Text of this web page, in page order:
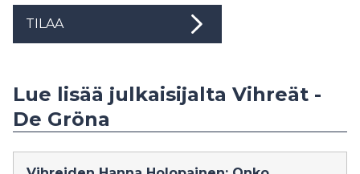
TILAA
Lue lisää julkaisijalta Vihreät -
De Gröna